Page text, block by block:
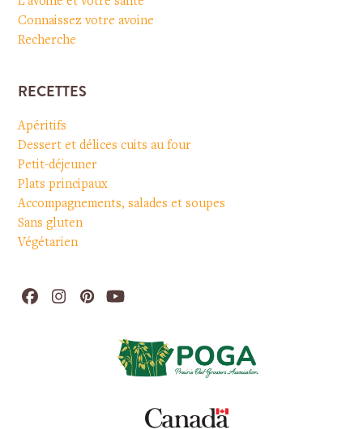
Connaissez votre avoine
Recherche
RECETTES
Apéritifs
Dessert et délices cuits au four
Petit-déjeuner
Plats principaux
Accompagnements, salades et soupes
Sans gluten
Végétarien
Facebook
Instagram
PinterestYouTube